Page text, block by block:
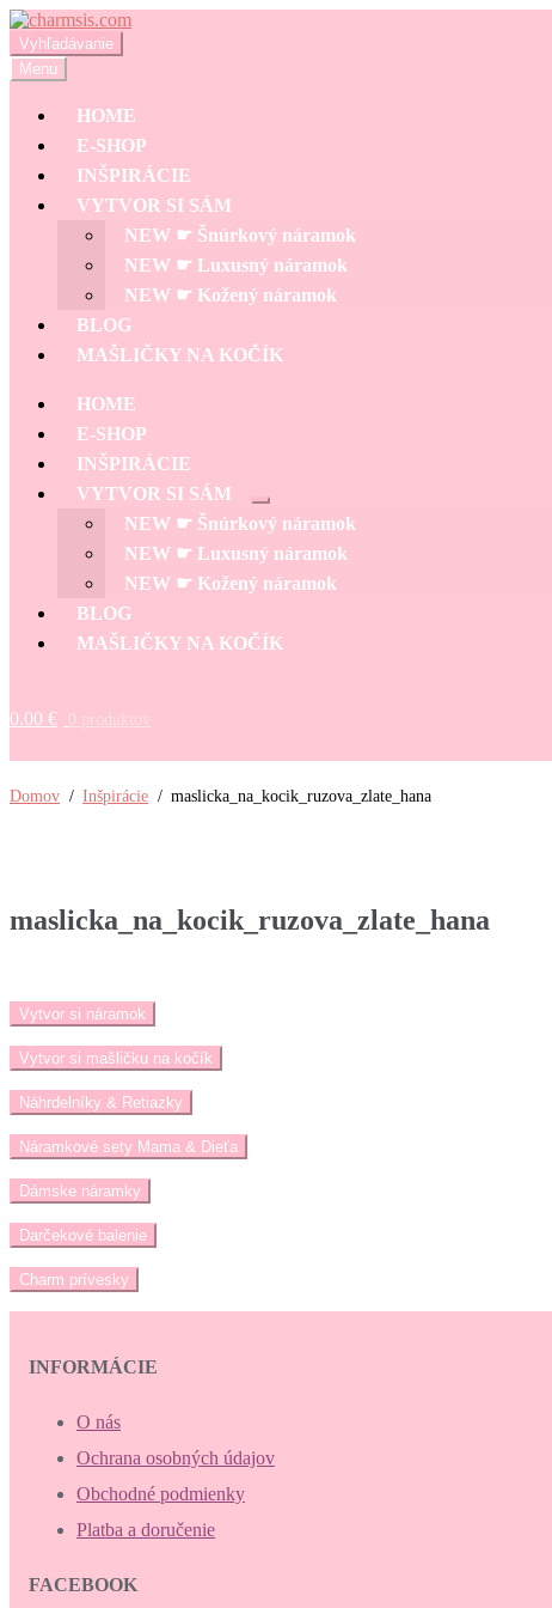
Preskočiť
na
navigáciu
Preskočiť
na
obsah
Hľadať:
Vyhľadávanie
Menu
HOME
E-SHOP
INŠPIRÁCIE
VYTVOR SI SÁM
NEW ☛ Šnúrkový náramok
NEW ☛ Luxusný náramok
NEW ☛ Kožený náramok
BLOG
MAŠLIČKY NA KOČÍK
HOME
E-SHOP
INŠPIRÁCIE
VYTVOR SI SÁM
Rozbaliť
podradené
menu
NEW ☛ Šnúrkový náramok
NEW ☛ Luxusný náramok
NEW ☛ Kožený náramok
BLOG
MAŠLIČKY NA KOČÍK
0.00 € 0 produktov
Domov / Inšpirácie / maslicka_na_kocik_ruzova_zlate_hana
maslicka_na_kocik_ruzova_zlate_hana
Vytvor si náramok
Vytvor si mašličku na kočík
Náhrdelníky & Retiazky
Náramkové sety Mama & Dieťa
Dámske náramky
Darčekové balenie
Charm prívesky
INFORMÁCIE
O nás
Ochrana osobných údajov
Obchodné podmienky
Platba a doručenie
FACEBOOK